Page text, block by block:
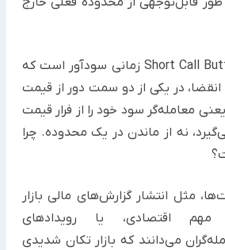
به زبان ساده، Short Call Butterfly زمانی سودآور است که
انقضا، در یکی از دو سمت دور از قیمت
معامله‌گر سود خود را از فرار قیمت
نه از ماندن در یک محدوده. چرا
مثل انتشار گزارش‌های مالی بازار
اقتصادی، یا رویدادهای
می‌دانند که بازار تکان شدیدی